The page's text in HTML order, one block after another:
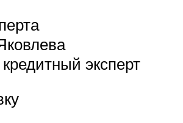
эксперт